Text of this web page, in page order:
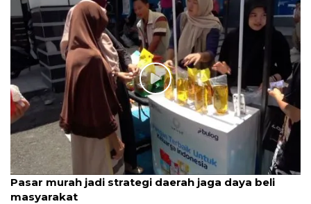
Pasar murah jadi strategi daerah jaga daya beli
masyarakat